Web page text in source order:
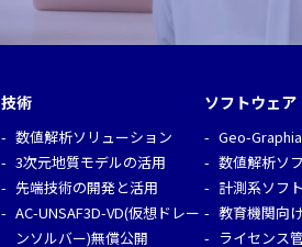
技術
数値解析ソリューション
3次元地質モデルの活用
先端技術の開発と活用
AC-UNSAF3D-VD(仮想ドレー
ンソルバー)無償公開
ソフトウェア
Geo-
数値解析ソ
計測系ソフ
教育機関向
ライセンス